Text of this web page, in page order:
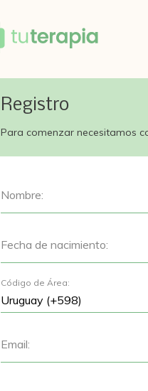
Registro
Para comenzar necesitamos
Nombre:
Fecha de nacimiento:
Código de Área:
Email: